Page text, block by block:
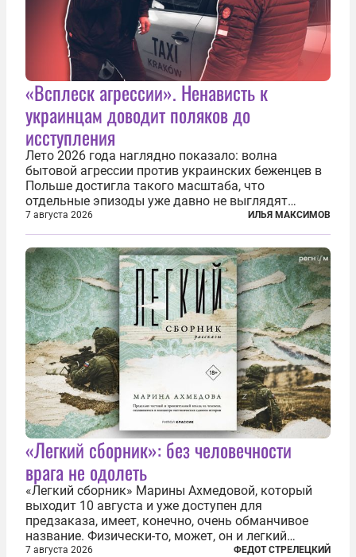
«Всплеск агрессии». Ненависть к
украинцам доводит поляков до
исступления
Лето 2026 года наглядно показало: волна
бытовой агрессии против украинских беженцев в
Польше достигла такого масштаба, что
отдельные эпизоды уже давно не выглядят
случайными. Поляки, судя по происходящему,
буквально теряют рассудок от ненависти к
украинским беженцам, и каждый новый случай
по-своему...
7 августа 2026 ИЛЬЯ МАКСИМОВ
«Легкий сборник»: без человечности
врага не одолеть
«Легкий сборник» Марины Ахмедовой, который
выходит 10 августа и уже доступен для
предзаказа, имеет, конечно, очень обманчивое
название. Физически-то, может, он и легкий
относительно. Но метафизически —
7 августа 2026 ФЕДОТ СТРЕЛЕЦКИЙ